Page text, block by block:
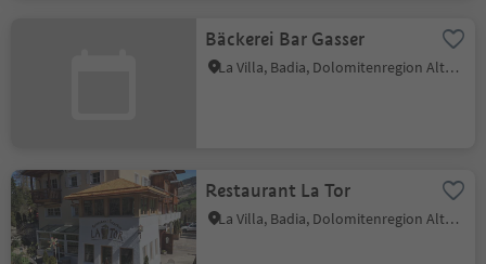
Bäckerei Bar Gasser
La Villa, Badia, Dolomitenregion Alta Badia
Restaurant La Tor
La Villa, Badia, Dolomitenregion Alta Badia